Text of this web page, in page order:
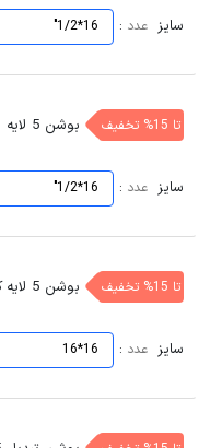
سایز عدد :
16*1/2"
تا 15% تخفیف بوشن 5 لایه روپیچ پرسی نیوپایپ
سایز عدد :
16*1/2"
تا 15% تخفیف بوشن 5 لایه کوپلی نیوپایپ
سایز عدد :
16*16